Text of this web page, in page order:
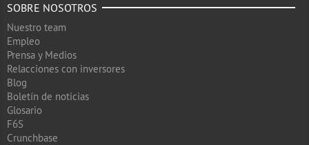
SOBRE NOSOTROS
Nuestro team
Empleo
Prensa y Medios
Relacciones con inversores
Blog
Boletín de noticias
Glosario
F6S
Crunchbase